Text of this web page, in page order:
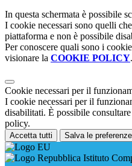
In questa schermata è possibile
I cookie necessari sono quelli
piattaforma e non è possibile
Per conoscere quali sono i
visionare la COOKIE POLICY.
Cookie necessari per il
I cookie necessari per il
disabilitati. È possibile
policy.
Accetta tutti Salva le preferenze
Istituto